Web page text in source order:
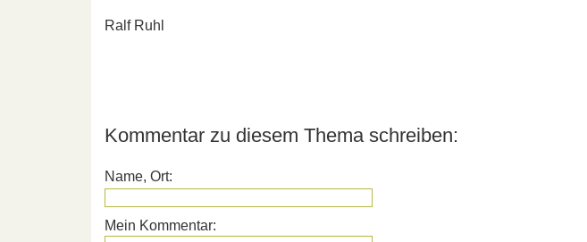
Ralf Ruhl
Kommentar zu diesem Thema schreiben:
Name, Ort:
Mein Kommentar: